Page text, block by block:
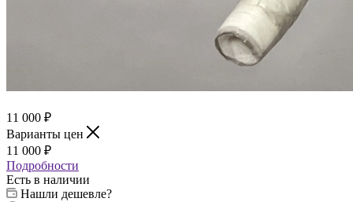
11 000 ₽
Варианты цен
11 000 ₽
Подробности
Есть в наличии
Нашли дешевле?